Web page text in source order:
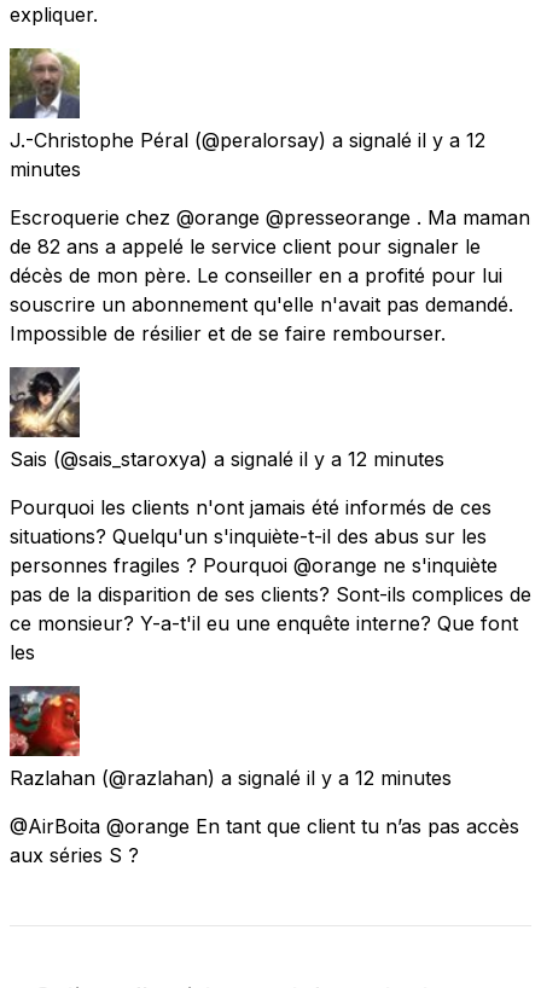
expliquer.
J.-Christophe Péral (@peralorsay) a signalé il y a 12
minutes
Escroquerie chez @orange @presseorange . Ma maman
de 82 ans a appelé le service client pour signaler le
décès de mon père. Le conseiller en a profité pour lui
souscrire un abonnement qu'elle n'avait pas demandé.
Impossible de résilier et de se faire rembourser.
Sais (@sais_staroxya) a signalé il y a 12 minutes
Pourquoi les clients n'ont jamais été informés de ces
situations? Quelqu'un s'inquiète-t-il des abus sur les
personnes fragiles ? Pourquoi @orange ne s'inquiète
pas de la disparition de ses clients? Sont-ils complices de
ce monsieur? Y-a-t'il eu une enquête interne? Que font
les
Razlahan (@razlahan) a signalé il y a 12 minutes
@AirBoita @orange En tant que client tu n’as pas accès
aux séries S ?